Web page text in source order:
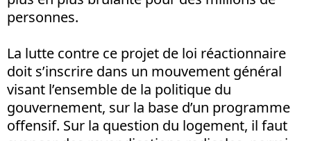
personnes.
La lutte contre ce projet de loi réactionnaire
doit s’inscrire dans un mouvement général
visant l’ensemble de la politique du
gouvernement, sur la base d’un programme
offensif. Sur la question du logement, il faut